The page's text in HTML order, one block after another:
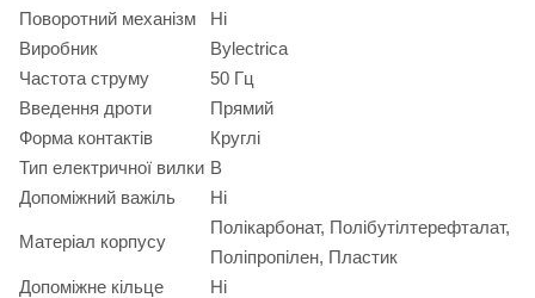
Поворотний механізм
Ні
Виробник
Bylectrica
Частота струму
50 Гц
Введення дроти
Прямий
Форма контактів
Круглі
Тип електричної вилки B
Допоміжний важіль
Ні
Матеріал корпусу
Полікарбонат, Полібутілтерефталат,
Поліпропілен, Пластик
Допоміжне кільце
Ні